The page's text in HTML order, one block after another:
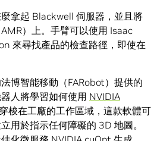
拿起 Blackwell 伺服器，並且將
AMR）上。手臂可以使用 Isaac
來尋找產品的檢查路徑，即使在
博智能移動（FARobot）提供的
人將學習如何使用 NVIDIA
梭在工廠的工作區域，這款軟體可
用於指示任何障礙的 3D 地圖。